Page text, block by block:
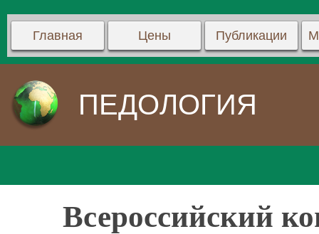
Главная Цены Публикации
ПЕДОЛОГИЯ
Всероссийский